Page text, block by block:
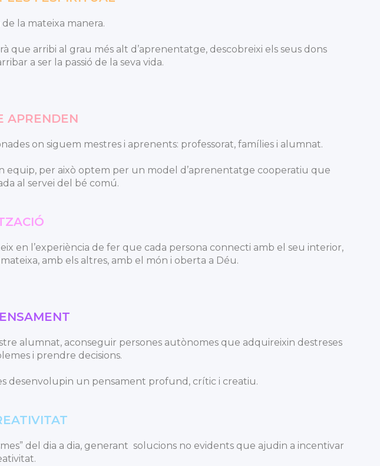
la mateixa manera.
arribi al grau més alt d’aprenentatge, descobreixi els seus dons
a ser la passió de la seva vida.
APRENDEN
on siguem mestres i aprenents: professorat, famílies i alumnat.
equip, per això optem per un model d’aprenentatge cooperatiu que
al servei del bé comú.
en l’experiència de fer que cada persona connecti amb el seu interior,
amb els altres, amb el món i oberta a Déu.
alumnat, aconseguir persones autònomes que adquireixin destreses
i prendre decisions.
desenvolupin un pensament profund, crític i creatiu.
del dia a dia, generant solucions no evidents que ajudin a incentivar